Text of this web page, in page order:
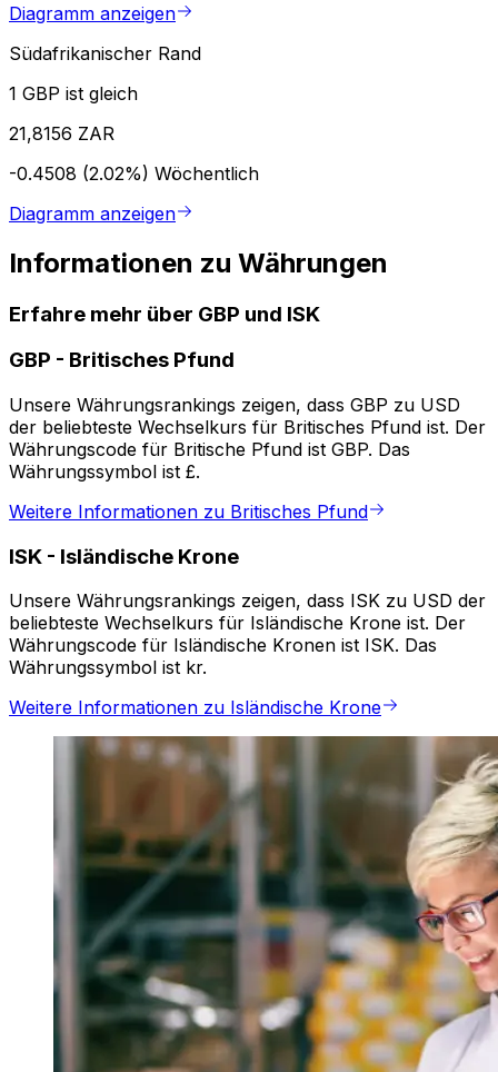
Diagramm anzeigen
Südafrikanischer Rand
1 GBP ist gleich
21,8156 ZAR
-0.4508 (2.02%) Wöchentlich
Diagramm anzeigen
Informationen zu Währungen
Erfahre mehr über GBP und ISK
GBP - Britisches Pfund
Unsere Währungsrankings zeigen, dass GBP zu USD
der beliebteste Wechselkurs für Britisches Pfund ist. Der
Währungscode für Britische Pfund ist GBP. Das
Währungssymbol ist £.
Weitere Informationen zu Britisches Pfund
ISK - Isländische Krone
Unsere Währungsrankings zeigen, dass ISK zu USD der
beliebteste Wechselkurs für Isländische Krone ist. Der
Währungscode für Isländische Kronen ist ISK. Das
Währungssymbol ist kr.
Weitere Informationen zu Isländische Krone